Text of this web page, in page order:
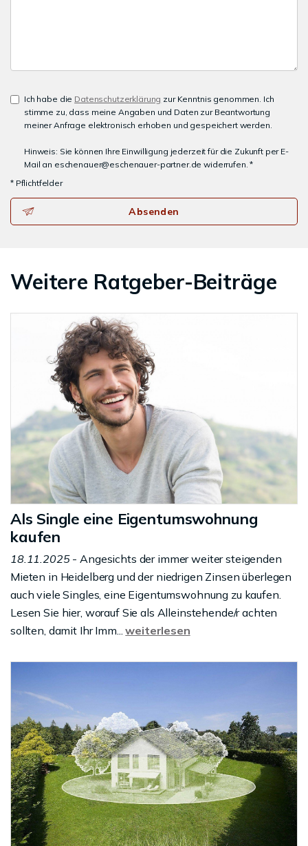
Ich habe die Datenschutzerklärung zur Kenntnis genommen. Ich
stimme zu, dass meine Angaben und Daten zur Beantwortung
meiner Anfrage elektronisch erhoben und gespeichert werden.
Hinweis: Sie können Ihre Einwilligung jederzeit für die Zukunft per E-
Mail an eschenauer@eschenauer-partner.de widerrufen. *
* Pflichtfelder
Absenden
Weitere Ratgeber-Beiträge
Als Single eine Eigentumswohnung
kaufen
18.11.2025- Angesichts der immer weiter steigenden
Mieten in Heidelberg und der niedrigen Zinsen überlegen
auch viele Singles, eine Eigentumswohnung zu kaufen.
Lesen Sie hier, worauf Sie als Alleinstehende/r achten
sollten, damit Ihr Imm...weiterlesen